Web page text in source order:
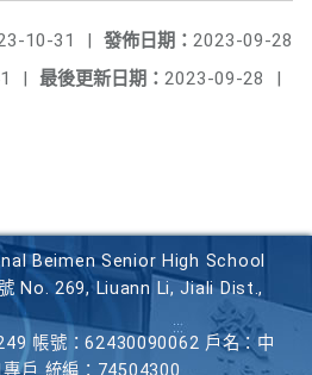
發佈日期： 2023-09-28
10-31
|
最後更新日期： 2023-09-28 |
|
Beimen Senior High School
No. 269, Liuann Li, Jiali Dist.,
帳號：62430090062 戶名：中
戶 統編：74504300